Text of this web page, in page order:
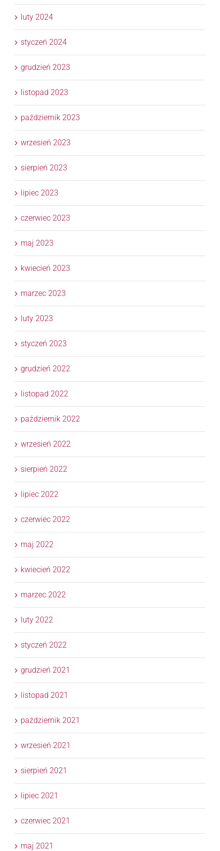
luty 2024
styczeń 2024
grudzień 2023
listopad 2023
październik 2023
wrzesień 2023
sierpień 2023
lipiec 2023
czerwiec 2023
maj 2023
kwiecień 2023
marzec 2023
luty 2023
styczeń 2023
grudzień 2022
listopad 2022
październik 2022
wrzesień 2022
sierpień 2022
lipiec 2022
czerwiec 2022
maj 2022
kwiecień 2022
marzec 2022
luty 2022
styczeń 2022
grudzień 2021
listopad 2021
październik 2021
wrzesień 2021
sierpień 2021
lipiec 2021
czerwiec 2021
maj 2021